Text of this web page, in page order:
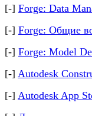
[-] Forge: Data
[-] Forge: Общие
[-] Forge: Model
[-] Autodesk
[-] Autodesk App